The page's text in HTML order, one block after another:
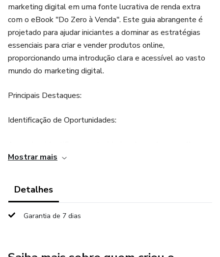
marketing digital em uma fonte lucrativa de renda extra
com o eBook "Do Zero à Venda". Este guia abrangente é
projetado para ajudar iniciantes a dominar as estratégias
essenciais para criar e vender produtos online,
proporcionando uma introdução clara e acessível ao vasto
mundo do marketing digital.
Principais Destaques:
Identificação de Oportunidades:
abordagens práticas para alcançar seus objetivos
Habilidades Essenciais:
Desenvolva habilidades específicas que podem ser
Mostrar mais
Detalhes
Garantia de 7 dias